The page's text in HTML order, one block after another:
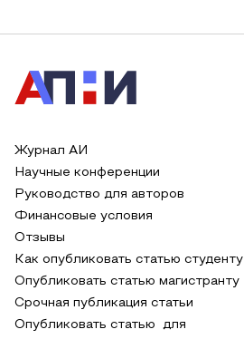
Журнал АИ
Научные конференции
Руководство для авторов
Финансовые условия
Отзывы
Как опубликовать статью студенту
Опубликовать статью магистранту
Срочная публикация статьи
Опубликовать статью для